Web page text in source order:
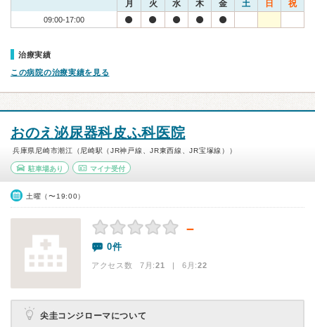
月 火 水 木 金 土 日 祝
09:00-17:00
治療実績
この病院の治療実績を見る
おのえ泌尿器科皮ふ科医院
兵庫県尼崎市潮江（尼崎駅（JR神戸線、JR東西線、JR宝塚線））
駐車場あり マイナ受付
土曜（〜19:00）
－
0件
アクセス数 7月:21 | 6月:22
尖圭コンジローマについて